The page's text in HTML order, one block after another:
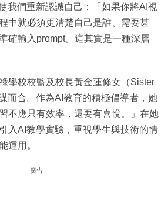
我們重新認識自己：「如果你將AI視
中就必須更清楚自己是誰、需要甚
確輸入prompt。這其實是一種深層
學校校監及校長黃金蓮修女（Sister
而合。作為AI教育的積極倡導者，她
不應只有效率，還要有喜悅。」在她
入AI教學實驗，重視學生與技術的情
運用。
廣告